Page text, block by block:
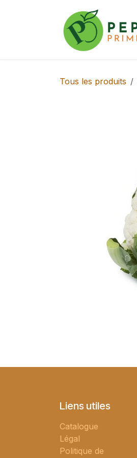
Tous les produits
Liens utiles
Catalogue
Légal
Politique de